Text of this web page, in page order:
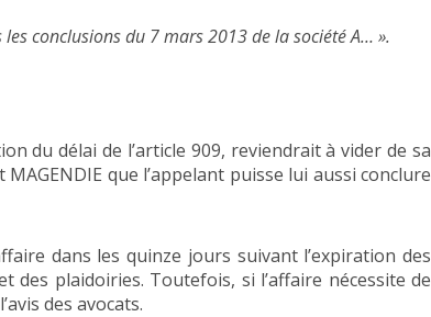
conclusions du 7 mars 2013 de la société A… ».
du délai de l’article 909, reviendrait à vider de sa
que l’appelant puisse lui aussi conclure
dans les quinze jours suivant l’expiration des
plaidoiries. Toutefois, si l’affaire nécessite de
des avocats.